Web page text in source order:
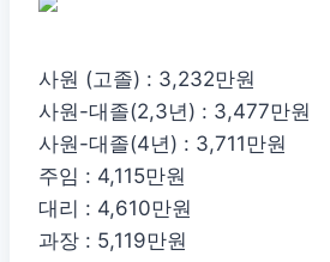
사원 (고졸) : 3,232만원
사원-대졸(2,3년) : 3,477만원
사원-대졸(4년) : 3,711만원
주임 : 4,115만원
대리 : 4,610만원
과장 : 5,119만원